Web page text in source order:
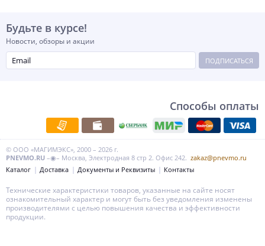
Будьте в курсе!
Новости, обзоры и акции
ПОДПИСАТЬСЯ
Способы оплаты
© ООО «МАГИМЭКС», 2000 – 2026 г.
PNEVMO.RU –◉– Москва, Электродная 8 стр 2. Офис 242. zakaz@pnevmo.ru
Каталог
Доставка Документы и Реквизиты Контакты
Технические характеристики товаров, указанные на сайте носят
ознакомительный характер и могут быть без уведомления изменены
производителями с целью повышения качества и эффективности
продукции.